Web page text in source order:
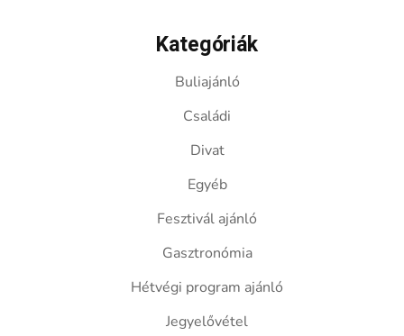
Kategóriák
Buliajánló
Családi
Divat
Egyéb
Fesztivál ajánló
Gasztronómia
Hétvégi program ajánló
Jegyelővétel